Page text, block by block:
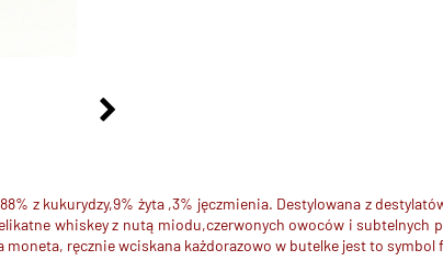
z kukurydzy,9% żyta ,3% jęczmienia. Destylowana z
whiskey z nutą miodu,czerwonych owoców i subtelnych
ręcznie wciskana każdorazowo w butelke jest to symbol